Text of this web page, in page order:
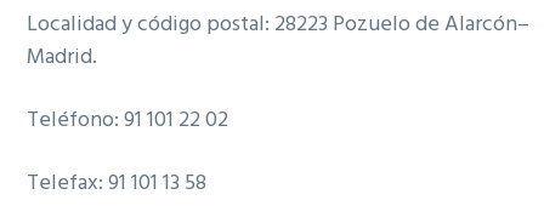
Localidad y código postal: 28223 Pozuelo de Alarcón–
Madrid.
Teléfono: 91 101 22 02
Telefax: 91 101 13 58